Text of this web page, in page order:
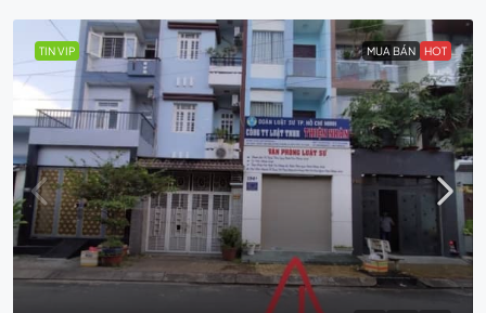
TIN VIP MUA BÁN HOT